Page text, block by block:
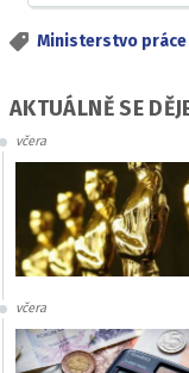
Ministerstvo práce
AKTUÁLNĚ SE
včera
včera